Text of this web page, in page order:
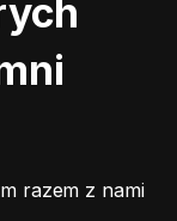
razem z nami